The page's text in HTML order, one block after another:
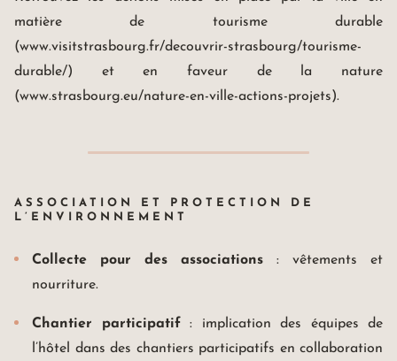
matière de tourisme durable
(www.visitstrasbourg.fr/decouvrir-strasbourg/tourisme-
durable/) et en faveur de la nature
(www.strasbourg.eu/nature-en-ville-actions-projets).
ASSOCIATION ET PROTECTION DE
L’ENVIRONNEMENT
Collecte pour des associations : vêtements et
nourriture.
Chantier participatif: implication des équipes de
l’hôtel dans des chantiers participatifs en collaboration
Maison Rouge Hotel & Spa
Autograph Collection *****
67000 Strasbourg France